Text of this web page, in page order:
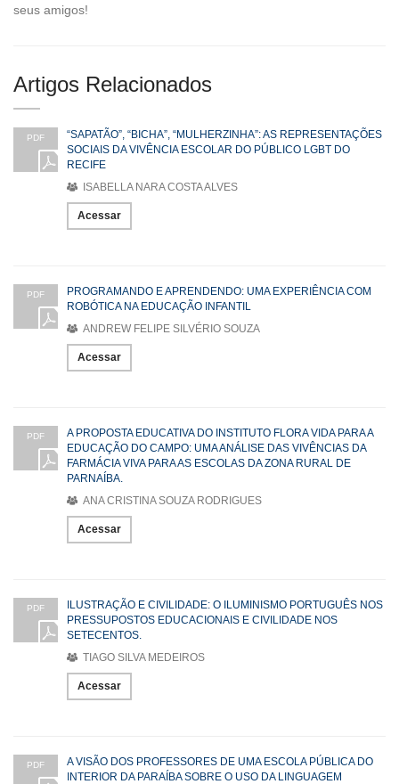
seus amigos!
Artigos Relacionados
PDF
“SAPATÃO”, “BICHA”, “MULHERZINHA”: AS REPRESENTAÇÕES
SOCIAIS DA VIVÊNCIA ESCOLAR DO PÚBLICO LGBT DO
RECIFE
ISABELLA NARA COSTA ALVES
Acessar
PDF
PROGRAMANDO E APRENDENDO: UMA EXPERIÊNCIA COM
ROBÓTICA NA EDUCAÇÃO INFANTIL
ANDREW FELIPE SILVÉRIO SOUZA
Acessar
PDF
A PROPOSTA EDUCATIVA DO INSTITUTO FLORA VIDA PARA A
EDUCAÇÃO DO CAMPO: UMA ANÁLISE DAS VIVÊNCIAS DA
FARMÁCIA VIVA PARA AS ESCOLAS DA ZONA RURAL DE
PARNAÍBA.
ANA CRISTINA SOUZA RODRIGUES
Acessar
PDF
ILUSTRAÇÃO E CIVILIDADE: O ILUMINISMO PORTUGUÊS NOS
PRESSUPOSTOS EDUCACIONAIS E CIVILIDADE NOS
SETECENTOS.
TIAGO SILVA MEDEIROS
Acessar
PDF
A VISÃO DOS PROFESSORES DE UMA ESCOLA PÚBLICA DO
INTERIOR DA PARAÍBA SOBRE O USO DA LINGUAGEM